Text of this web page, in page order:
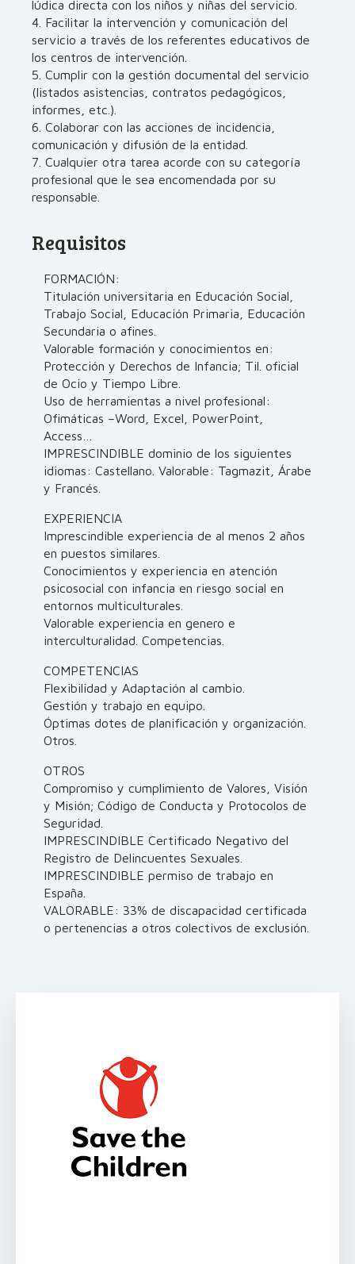
lúdica directa con los niños y niñas del servicio.
4. Facilitar la intervención y comunicación del
servicio a través de los referentes educativos de
los centros de intervención.
5. Cumplir con la gestión documental del servicio
(listados asistencias, contratos pedagógicos,
informes, etc.).
6. Colaborar con las acciones de incidencia,
comunicación y difusión de la entidad.
7. Cualquier otra tarea acorde con su categoría
profesional que le sea encomendada por su
responsable.
Requisitos
FORMACIÓN:
Titulación universitaria en Educación Social,
Trabajo Social, Educación Primaria, Educación
Secundaria o afines.
Valorable formación y conocimientos en:
Protección y Derechos de Infancia; Til. oficial
de Ocio y Tiempo Libre.
Uso de herramientas a nivel profesional:
Ofimáticas –Word, Excel, PowerPoint,
Access…
IMPRESCINDIBLE dominio de los siguientes
idiomas: Castellano. Valorable: Tagmazit, Árabe
y Francés.
EXPERIENCIA
Imprescindible experiencia de al menos 2 años
en puestos similares.
Conocimientos y experiencia en atención
psicosocial con infancia en riesgo social en
entornos multiculturales.
Valorable experiencia en genero e
interculturalidad. Competencias.
COMPETENCIAS
Flexibilidad y Adaptación al cambio.
Gestión y trabajo en equipo.
Óptimas dotes de planificación y organización.
Otros.
OTROS
Compromiso y cumplimiento de Valores, Visión
y Misión; Código de Conducta y Protocolos de
Seguridad.
IMPRESCINDIBLE Certificado Negativo del
Registro de Delincuentes Sexuales.
IMPRESCINDIBLE permiso de trabajo en
España.
VALORABLE: 33% de discapacidad certificada
o pertenencias a otros colectivos de exclusión.